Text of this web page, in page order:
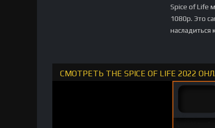
Spice of Life
1080p. Это
насладиться
СМОТРЕТЬ THE SPICE OF LIFE 2022